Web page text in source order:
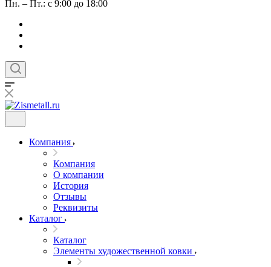
Пн. – Пт.: с 9:00 до 18:00
Компания
Компания
О компании
История
Отзывы
Реквизиты
Каталог
Каталог
Элементы художественной ковки